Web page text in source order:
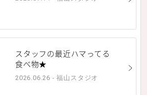
スタッフの最近ハマってる
食べ物★
2026.06.26 - 福山スタジオ